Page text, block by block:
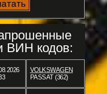
ВИН кодов:
VOLKSWAGEN
PASSAT (362)